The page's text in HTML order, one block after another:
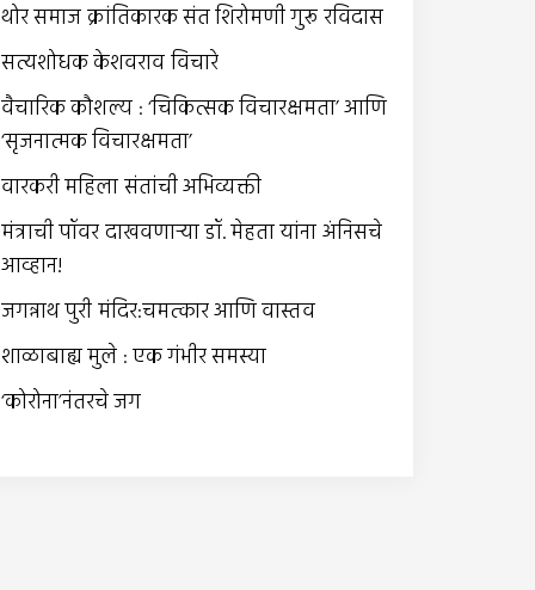
थोर समाज क्रांतिकारक संत शिरोमणी गुरू रविदास
सत्यशोधक केशवराव विचारे
वैचारिक कौशल्य : ‘चिकित्सक विचारक्षमता’ आणि
‘सृजनात्मक विचारक्षमता’
वारकरी महिला संतांची अभिव्यक्ती
मंत्राची पॉवर दाखवणार्‍या डॉ. मेहता यांना अंनिसचे
आव्हान!
जगन्नाथ पुरी मंदिर:चमत्कार आणि वास्तव
शाळाबाह्य मुले : एक गंभीर समस्या
‘कोरोना’नंतरचे जग